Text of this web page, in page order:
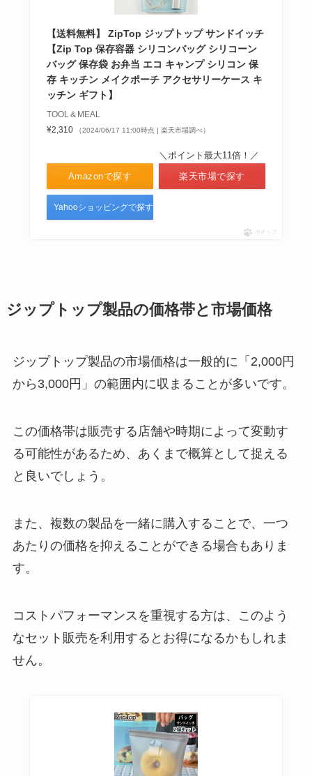
【送料無料】 ZipTop ジップトップ サンドイッチ
【Zip Top 保存容器 シリコンバッグ シリコーン
バッグ 保存袋 お弁当 エコ キャンプ シリコン 保
存 キッチン メイクポーチ アクセサリーケース キ
ッチン ギフト】
TOOL＆MEAL
¥2,310
（2024/06/17 11:00時点 | 楽天市場調べ）
Amazonで探す
＼ポイント最大11倍！／
楽天市場で探す
Yahooショッピングで探す
ポチップ
ジップトップ製品の価格帯と市場価格
ジップトップ製品の市場価格は一般的に「2,000円
から3,000円」の範囲内に収まることが多いです。
この価格帯は販売する店舗や時期によって変動す
る可能性があるため、あくまで概算として捉える
と良いでしょう。
また、複数の製品を一緒に購入することで、一つ
あたりの価格を抑えることができる場合もありま
す。
コストパフォーマンスを重視する方は、このよう
なセット販売を利用するとお得になるかもしれま
せん。